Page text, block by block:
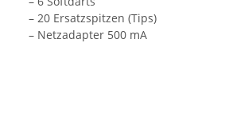
– 20 Ersatzspitzen (Tips)
– Netzadapter 500 mA